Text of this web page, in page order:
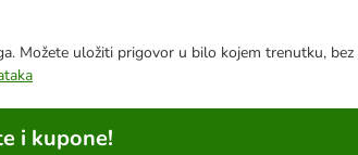
Možete uložiti prigovor u bilo kojem trenutku,
i kupone!